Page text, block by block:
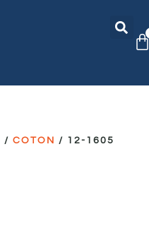
/COTON / 12-1605